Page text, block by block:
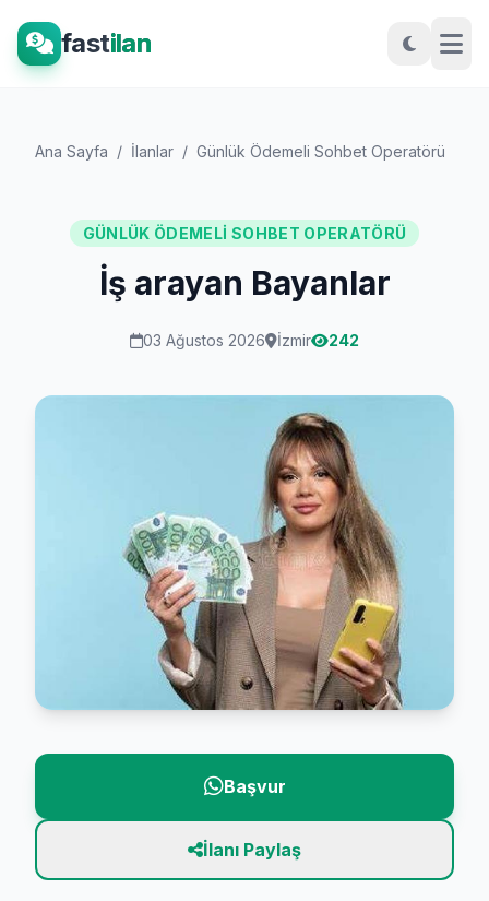
fastilan
Ana Sayfa / İlanlar / Günlük Ödemeli Sohbet Operatörü
GÜNLÜK ÖDEMELI SOHBET OPERATÖRÜ
İş arayan Bayanlar
03 Ağustos 2026 İzmir 242
Başvur
İlanı Paylaş